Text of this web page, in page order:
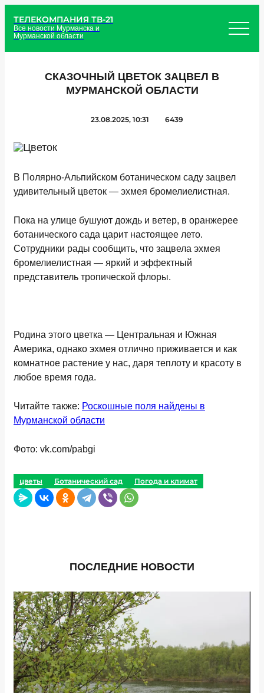
ТЕЛЕКОМПАНИЯ ТВ-21
Все новости Мурманска и
Мурманской области
СКАЗОЧНЫЙ ЦВЕТОК ЗАЦВЕЛ В
МУРМАНСКОЙ ОБЛАСТИ
23.08.2025, 10:31 6439
В Полярно-Альпийском ботаническом саду зацвел
удивительный цветок — эхмея бромелиелистная.
Пока на улице бушуют дождь и ветер, в оранжерее
ботанического сада царит настоящее лето.
Сотрудники рады сообщить, что зацвела эхмея
бромелиелистная — яркий и эффектный
представитель тропической флоры.
Родина этого цветка — Центральная и Южная
Америка, однако эхмея отлично приживается и как
комнатное растение у нас, даря теплоту и красоту в
любое время года.
Читайте также: Роскошные поля найдены в
Мурманской области
Фото: vk.com/pabgi
цветы Ботанический сад Погода и климат
ПОСЛЕДНИЕ НОВОСТИ